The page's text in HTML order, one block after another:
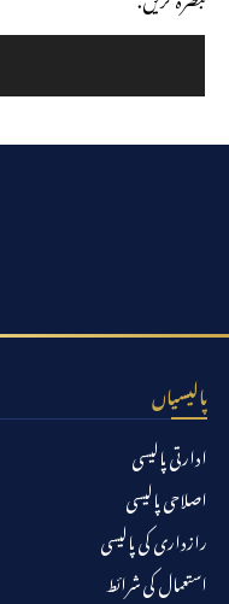
پالیسیاں
ادارتی پالیسی
اصلاحی پالیسی
رازداری کی پالیسی
استعمال کی شرائط